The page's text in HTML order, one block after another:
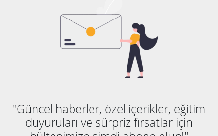
"Güncel haberler, özel içerikler, eğitim
duyuruları ve sürpriz fırsatlar için